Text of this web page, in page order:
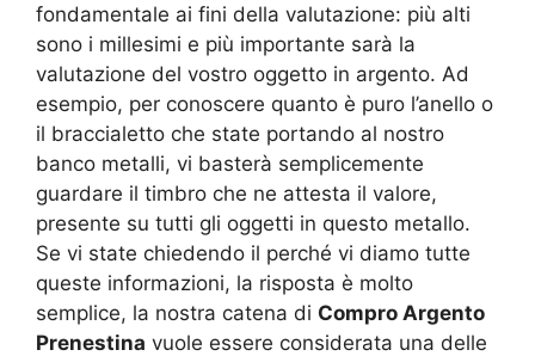
fondamentale ai fini della valutazione: più alti
sono i millesimi e più importante sarà la
valutazione del vostro oggetto in argento. Ad
esempio, per conoscere quanto è puro l’anello o
il braccialetto che state portando al nostro
banco metalli, vi basterà semplicemente
guardare il timbro che ne attesta il valore,
presente su tutti gli oggetti in questo metallo.
Se vi state chiedendo il perché vi diamo tutte
queste informazioni, la risposta è molto
semplice, la nostra catena di Compro Argento
Prenestina vuole essere considerata una delle